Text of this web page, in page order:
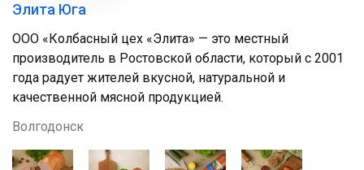
Элита Юга
ООО «Колбасный цех «Элита» — это местный
производитель в Ростовской области, который с 2001
года радует жителей вкусной, натуральной и
качественной мясной продукцией.
Волгодонск